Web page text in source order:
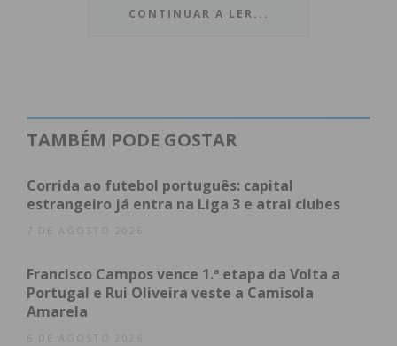
No dia seguinte será a vez de Adriana Calcanhotto
“Quase tudos” que reúne praticamente toda a obra
de si”.
A tarde de sábado prossegue com um debate com
entre o fim da ditadura brasileira e o boom do pop-
rock no país da bossa nova, com a participação de
Hérica Marmo e Ivan Lima Cavalcanti.
CONTINUAR A LER...
TAMBÉM PODE GOSTAR
Corrida ao futebol português: capital
estrangeiro já entra na Liga 3 e atrai clubes
7 DE AGOSTO 2026
Francisco Campos vence 1.ª etapa da Volta a
Portugal e Rui Oliveira veste a Camisola
Amarela
6 DE AGOSTO 2026